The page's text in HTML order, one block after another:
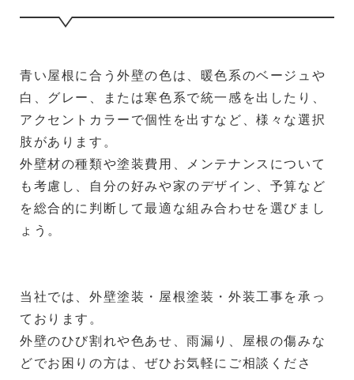
青い屋根に合う外壁の色は、暖色系のベージュや
白、グレー、または寒色系で統一感を出したり、
アクセントカラーで個性を出すなど、様々な選択
肢があります。
外壁材の種類や塗装費用、メンテナンスについて
も考慮し、自分の好みや家のデザイン、予算など
を総合的に判断して最適な組み合わせを選びまし
ょう。
当社では、外壁塗装・屋根塗装・外装工事を承っ
ております。
外壁のひび割れや色あせ、雨漏り、屋根の傷みな
どでお困りの方は、ぜひお気軽にご相談くださ